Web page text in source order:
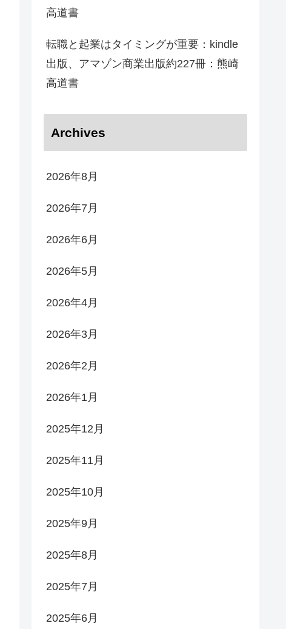
高道書
転職と起業はタイミングが重要：kindle
出版、アマゾン商業出版約227冊：熊崎
高道書
Archives
2026年8月
2026年7月
2026年6月
2026年5月
2026年4月
2026年3月
2026年2月
2026年1月
2025年12月
2025年11月
2025年10月
2025年9月
2025年8月
2025年7月
2025年6月